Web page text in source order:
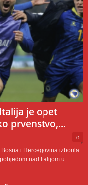
Italija je opet
prvenstvo,...
0
i Hercegovina izborila
nad Italijom u